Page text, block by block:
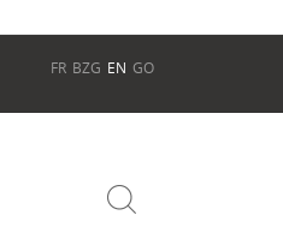
FR BZG EN GO